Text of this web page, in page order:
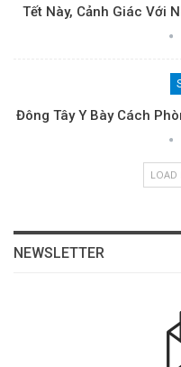
Tết Này, Cảnh Giác Với
Đông Tây Y Bày Cách
LOAD
NEWSLETTER